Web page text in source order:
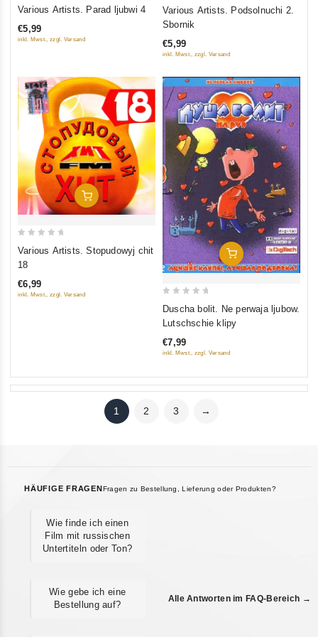
of
Various Artists. Parad ljubwi 4
€5,99
inkl. Mwst., zzgl. Versand
5
Various Artists. Podsolnuchi 2.
Sbornik
€5,99
inkl. Mwst., zzgl. Versand
In Den Warenkorb
5
Various Artists. Stopudowyj chit
18
€6,99
inkl. Mwst., zzgl. Versand
In Den Warenkorb
5
Duscha bolit. Ne perwaja ljubow.
Lutschschie klipy
€7,99
inkl. Mwst., zzgl. Versand
1 2 3 →
HÄUFIGE FRAGEN Fragen zu Bestellung, Lieferung oder Produkten?
Wie finde ich einen
Film mit russischen
Untertiteln oder Ton?
Wie gebe ich eine
Bestellung auf?
Alle Antworten im FAQ-Bereich →